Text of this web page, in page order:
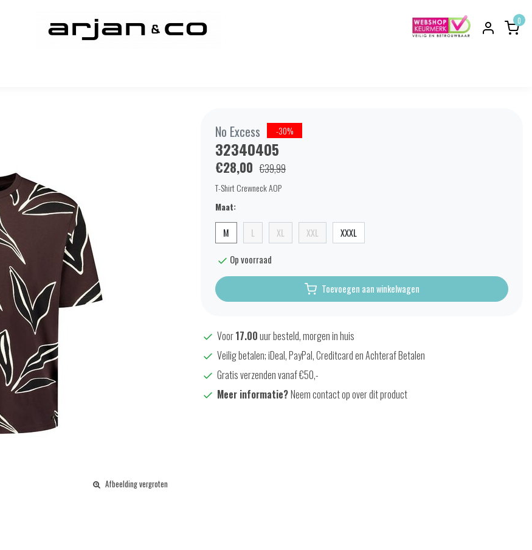
0
Afbeelding vergroten
No Excess -30%
32340405
€28,00 €39,99
T-Shirt Crewneck AOP
Maat:
M L XL XXL XXXL
Op voorraad
Toevoegen aan winkelwagen
Voor17.00uur besteld, morgen in huis
Veilig betalen; iDeal, PayPal, Creditcard en Achteraf Betalen
Gratis verzenden vanaf €50,-
Meer informatie?Neem contact op over dit product